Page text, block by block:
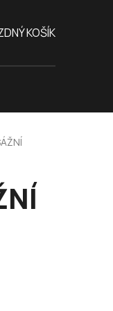
KOŠÍK